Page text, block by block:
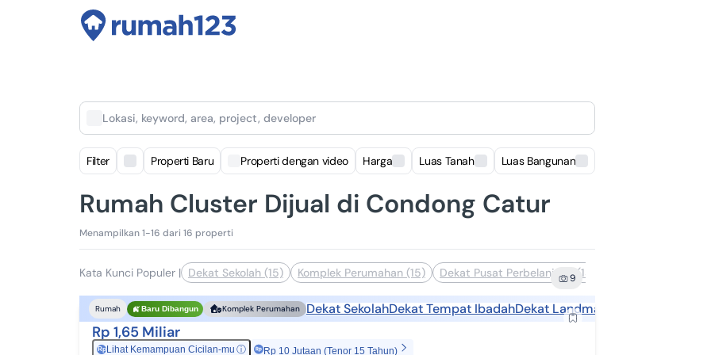
Lokasi, keyword, area, project, developer
Filter Properti Baru Properti dengan video Harga Luas Tanah Luas Bangunan
Rumah Cluster Dijual di Condong Catur
Menampilkan 1-16 dari 16 properti
Kata Kunci Populer | Dekat Sekolah (15) Komplek Perumahan (15) Dekat Pusat Perbelanjaan (13)
9
Rumah Baru Dibangun Komplek Perumahan Dekat SekolahDekat Tempat IbadahDekat Landmark
Rp 1,65 Miliar
RpLihat Kemampuan Cicilan-mu ⓘ Rp 10 Jutaan (Tenor 15 Tahun)